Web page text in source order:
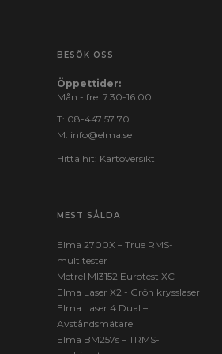
BESÖK OSS
Öppettider:
Mån - fre: 7.30-16.00
T: 08-447 57 70
M: info@elma.se
Hitta hit: Kartöversikt
MEST SÅLDA
Elma 2700X – True RMS-
multitester
Metrel MI3152 Eurotest XC
Elma Laser X2 - Grön krysslaser
Elma Laser 4 Dual –
Avståndsmätare
Elma BM257s – TRMS-